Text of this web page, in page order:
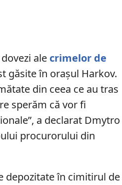
ale crimelor de
găsite în orașul Harkov.
din ceea ce au tras
sperăm că vor fi
a declarat Dmytro
procurorului din
depozitate în cimitirul de